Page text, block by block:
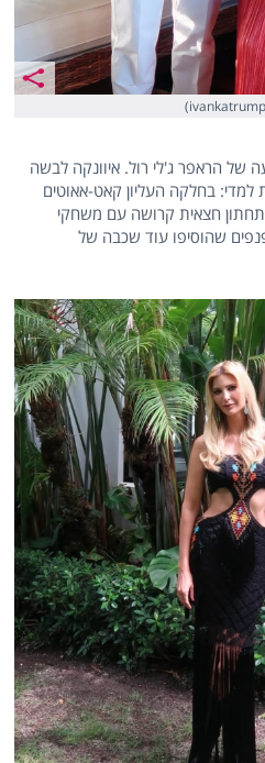
של הראפר ג'לי רול. איוונקה לבשה
למדי: בחלקה העליון קאט-אאוטים
חצאית קרושה עם משחקי
שהוסיפו עוד שכבה של